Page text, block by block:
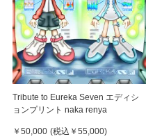
Tribute to Eureka Seven エディシ
ョンプリント naka renya
￥50,000 (税込 ￥55,000)